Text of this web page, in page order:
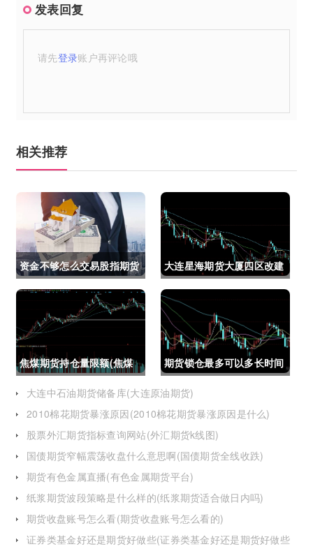
发表回复
请先登录账户再评论哦
相关推荐
资金不够怎么交易股指期货
(资金不够怎么交易股指期
货呢)
大连星海期货大厦四区改建
(大连星海广场期货大厦)
焦煤期货持仓量限额(焦煤
期货持仓量限额是多少)
期货锁仓最多可以多长时间
(期货锁仓最多可以多长时
间卖出)
大连中石油期货储备库(大连原油期货)
2010棉花期货暴涨原因(2010棉花期货暴涨原因是什么)
股票外汇期货指标查询网站(外汇期货k线图)
国债期货窄幅震荡收盘什么意思啊(国债期货全线收跌)
期货有色金属直播(有色金属期货平台)
纸浆期货波段策略是什么样的(纸浆期货适合做日内吗)
期货收盘账号怎么看(期货收盘账号怎么看的)
证券类基金好还是期货好做些(证券类基金好还是期货好做些